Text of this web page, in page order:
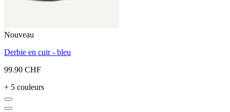
Nouveau
Derbie en cuir - bleu
99.90 CHF
+ 5 couleurs